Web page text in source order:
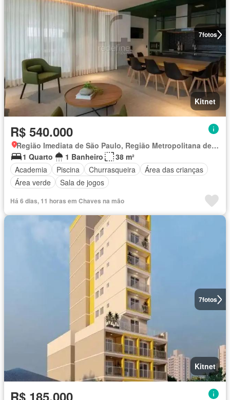
7fotos
Kitnet
R$ 540.000
Região Imediata de São Paulo, Região Metropolitana de São Paulo
1 Quarto
1 Banheiro
38 m²
Academia
Piscina Churrasqueira
Área das crianças
Área verde
Sala de jogos
Há 6 dias, 11 horas em Chaves na mão
7fotos
Kitnet